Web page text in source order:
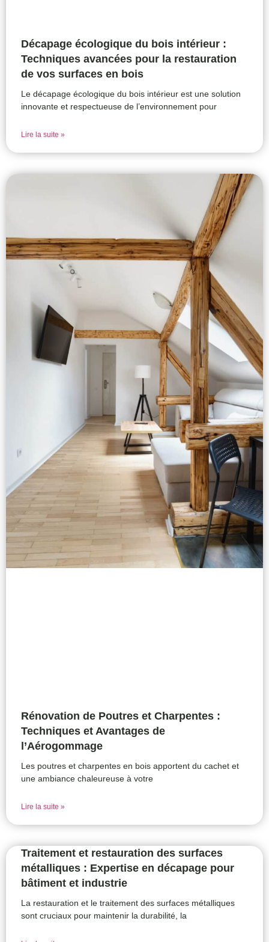
Décapage écologique du bois intérieur :
Techniques avancées pour la restauration
de vos surfaces en bois
Le décapage écologique du bois intérieur est une solution
innovante et respectueuse de l’environnement pour
Lire la suite »
Rénovation de Poutres et Charpentes :
Techniques et Avantages de
l’Aérogommage
Les poutres et charpentes en bois apportent du cachet et
une ambiance chaleureuse à votre
Lire la suite »
Traitement et restauration des surfaces
métalliques : Expertise en décapage pour
bâtiment et industrie
La restauration et le traitement des surfaces métalliques
sont cruciaux pour maintenir la durabilité, la